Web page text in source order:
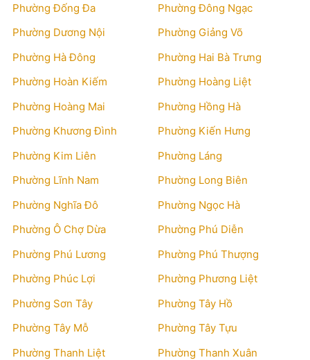
Phường Đống Đa
Phường Đông Ngạc
Phường Dương Nội
Phường Giảng Võ
Phường Hà Đông
Phường Hai Bà Trưng
Phường Hoàn Kiếm
Phường Hoàng Liệt
Phường Hoàng Mai
Phường Hồng Hà
Phường Khương Đình
Phường Kiến Hưng
Phường Kim Liên
Phường Láng
Phường Lĩnh Nam
Phường Long Biên
Phường Nghĩa Đô
Phường Ngọc Hà
Phường Ô Chợ Dừa
Phường Phú Diễn
Phường Phú Lương
Phường Phú Thượng
Phường Phúc Lợi
Phường Phương Liệt
Phường Sơn Tây
Phường Tây Hồ
Phường Tây Mỗ
Phường Tây Tựu
Phường Thanh Liệt
Phường Thanh Xuân